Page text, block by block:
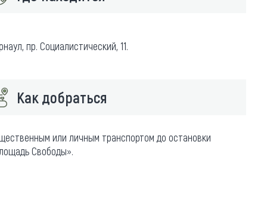
пр. Социалистический, 11.
Как добраться
или личным транспортом до остановки
Свободы».